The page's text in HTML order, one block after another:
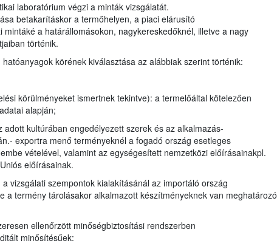
laboratórium végzi a minták vizsgálatát.
betakarításkor a termőhelyen, a piaci elárusító
mintáké a határállomásokon, nagykereskedőknél, illetve a nagy
történik.
körének kiválasztása az alábbiak szerint történik:
körülményeket ismertnek tekintve): a termelőáltal kötelezően
alapján;
kultúrában engedélyezett szerek és az alkalmazás-
exportra menő terményeknél a fogadó ország esetleges
vételével, valamint az egységesített nemzetközi előírásainakpl.
előírásainak.
vizsgálati szempontok kialakításánál az importáló ország
a termény tárolásakor alkalmazott készítményeknek van meghatározó
ellenőrzött minőségbiztosítási rendszerben
minősítésűek: